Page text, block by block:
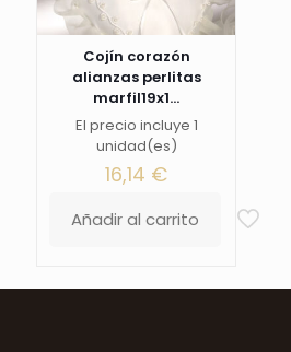
Cojín corazón
alianzas perlitas
marfil19x1...
El precio incluye 1
unidad(es)
16,14 €
Añadir al carrito